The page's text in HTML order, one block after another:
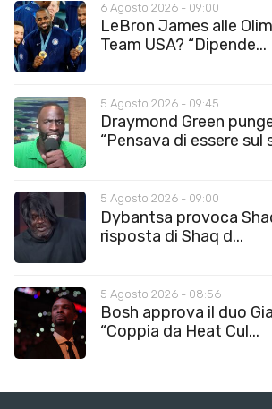
6 Agosto 2026 - 09:00
LeBron James alle
Team USA? “Dipende...
5 Agosto 2026 - 09:45
Draymond Green
“Pensava di essere sul
5 Agosto 2026 - 09:00
Dybantsa provoca
risposta di Shaq d...
5 Agosto 2026 - 08:56
Bosh approva il duo
“Coppia da Heat Cul...